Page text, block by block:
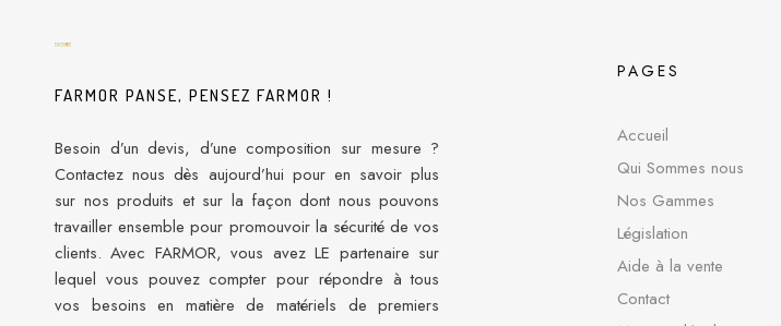
FARMOR PANSE, PENSEZ FARMOR !
Besoin d’un devis, d’une composition sur mesure ?
Contactez nous dès aujourd’hui pour en savoir plus
sur nos produits et sur la façon dont nous pouvons
travailler ensemble pour promouvoir la sécurité de vos
clients. Avec FARMOR, vous avez LE partenaire sur
lequel vous pouvez compter pour répondre à tous
vos besoins en matière de matériels de premiers
PAGES
Accueil
Qui Sommes nous
Nos Gammes
Législation
Aide à la vente
Contact